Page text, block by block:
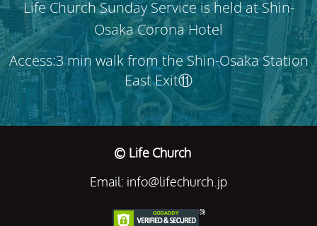
Life Church Sunday Service is held at Shin-
Osaka Corona Hotel
Access:3 min walk from the Shin-Osaka Station
East Exit⑪
© Life Church
Email: info@lifechurch.jp